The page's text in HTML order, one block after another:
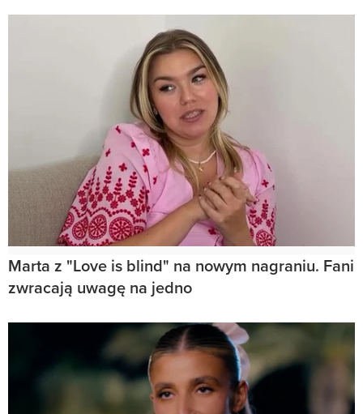
Marta z "Love is blind" na nowym nagraniu. Fani
zwracają uwagę na jedno